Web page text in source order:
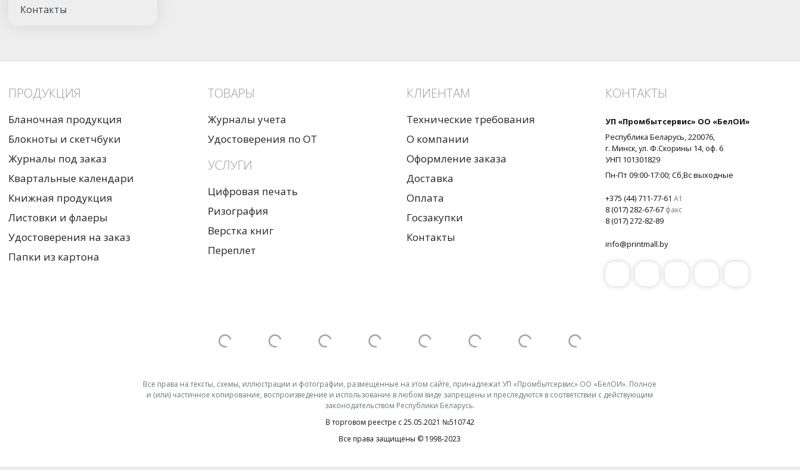
Контакты
ПРОДУКЦИЯ
Бланочная продукция
Блокноты и скетчбуки
Журналы под заказ
Квартальные календари
Книжная продукция
Листовки и флаеры
Удостоверения на заказ
Папки из картона
ТОВАРЫ
Журналы учета
Удостоверения по ОТ
УСЛУГИ
Цифровая печать
Ризография
Верстка книг
Переплет
КЛИЕНТАМ
Технические требования
О компании
Оформление заказа
Доставка
Оплата
Госзакупки
Контакты
КОНТАКТЫ
УП «Промбытсервис» ОО «БелОИ»
Республика Беларусь,220076,
г. Минск, ул. Ф.Скорины 14, оф. 6
УНП 101301829
Пн-Пт 09:00-17:00; Сб,Вс выходные
+375 (44) 711-77-61 А1
8 (017) 282-67-67 факс
8 (017) 272-82-89
info@printmall.by
Все права на тексты, схемы, иллюстрации и фотографии, размещенные на этом сайте, принадлежат УП «Промбытсервис» ОО «БелОИ». Полное
и (или) частичное копирование, воспроизведение и использование в любом виде запрещены и преследуются в соответствии с действующим
законодательством Республики Беларусь.
В торговом реестре с 25.05.2021 №510742
Все права защищены © 1998-2023